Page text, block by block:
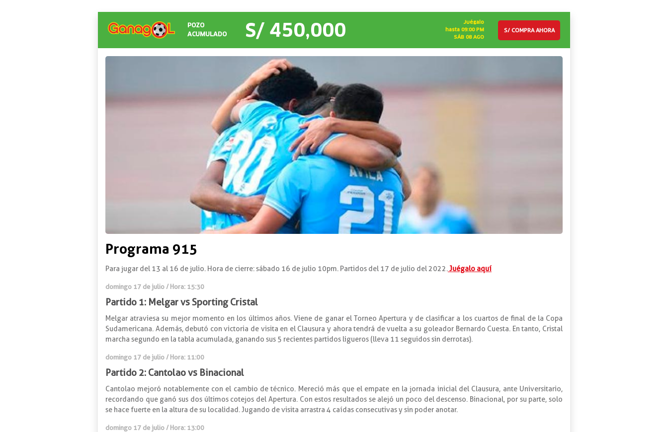
POZO
ACUMULADO
S/ 450,000
Juégalo
hasta 09:00 PM
SÁB 08 AGO
S/ COMPRA AHORA
Programa 915
Para jugar del 13 al 16 de julio. Hora de cierre: sábado 16 de julio 10pm. Partidos del 17 de julio del 2022. Juégalo aquí
domingo 17 de julio / Hora: 15:30
Partido 1: Melgar vs Sporting Cristal
Melgar atraviesa su mejor momento en los últimos años. Viene de ganar el Torneo Apertura y de clasificar a los cuartos de final de la Copa
Sudamericana. Además, debutó con victoria de visita en el Clausura y ahora tendrá de vuelta a su goleador Bernardo Cuesta. En tanto, Cristal
marcha segundo en la tabla acumulada, ganando sus 5 recientes partidos ligueros (lleva 11 seguidos sin derrotas).
domingo 17 de julio / Hora: 11:00
Partido 2: Cantolao vs Binacional
Cantolao mejoró notablemente con el cambio de técnico. Mereció más que el empate en la jornada inicial del Clausura, ante Universitario,
recordando que ganó sus dos últimos cotejos del Apertura. Con estos resultados se alejó un poco del descenso. Binacional, por su parte, solo
se hace fuerte en la altura de su localidad. Jugando de visita arrastra 4 caídas consecutivas y sin poder anotar.
domingo 17 de julio / Hora: 13:00